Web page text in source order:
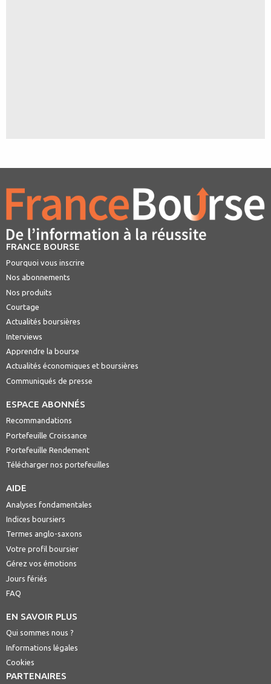
FRANCE BOURSE
Pourquoi vous inscrire
Nos abonnements
Nos produits
Courtage
Actualités boursières
Interviews
Apprendre la bourse
Actualités économiques et boursières
Communiqués de presse
ESPACE ABONNÉS
Recommandations
Portefeuille Croissance
Portefeuille Rendement
Télécharger nos portefeuilles
AIDE
Analyses fondamentales
Indices boursiers
Termes anglo-saxons
Votre profil boursier
Gérez vos émotions
Jours fériés
FAQ
EN SAVOIR PLUS
Qui sommes nous ?
Informations légales
Cookies
PARTENAIRES